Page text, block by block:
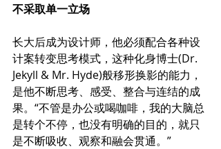
不采取单一立场
长大后成为设计师，他必须配合各种设
计案转变思考模式，这种化身博士(Dr.
Jekyll & Mr. Hyde)般移形换影的能力，
是他不断思考、感受、整合与连结的成
果。“不管是办公或喝咖啡，我的大脑总
是转个不停，也没有明确的目的，就只
是不断吸收、观察和融会贯通。”